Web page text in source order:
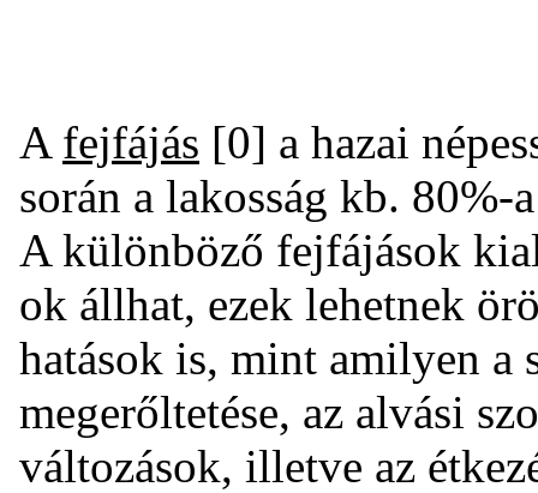
A fejfájás [0] a hazai
során a lakosság kb.
A különböző fejfájások
ok állhat, ezek lehetnek
hatások is, mint amilyen a
megerőltetése, az alvási
változások, illetve az